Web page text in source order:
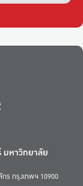
มหาวิทยาลัย
กร กรุงเทพฯ 10900